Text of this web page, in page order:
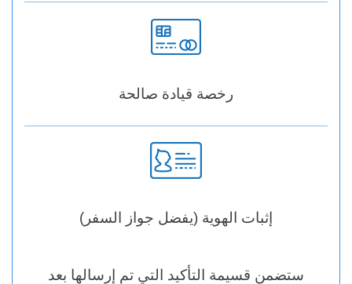
رخصة قيادة صالحة
إثبات الهوية (يفضل جواز السفر)
ستضمن قسيمة التأكيد التي تم إرسالها بعد